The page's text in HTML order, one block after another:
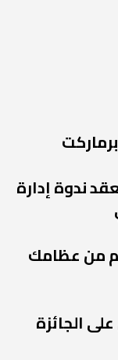
ندوة إدارة
من عظامك
الجائزة